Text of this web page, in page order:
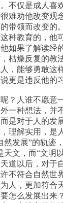
不仅是成人喜
难劝他改变观
带领而改变的
种教育的，他
如果了解读经
枯燥反复的教
，能够勇敢这
更是违反他的
？人谁不愿意
一种想法，并
是对于人的发
理解实用，是
然发展”的轨迹
天文，而“文明
道以后，对于
不符合自然世
人，更加符合
怎么发展出来